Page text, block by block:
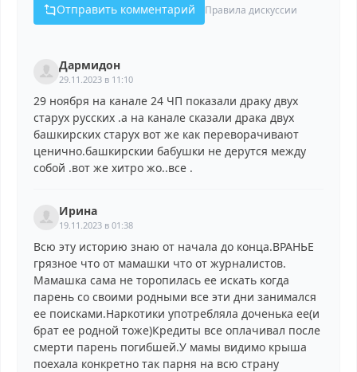
Отправить комментарий Правила дискуссии
Дармидон
29.11.2023 в 11:10
29 ноября на канале 24 ЧП показали драку двух
старух русских .а на канале сказали драка двух
башкирских старух вот же как переворачивают
ценично.башкирскии бабушки не дерутся между
собой .вот же хитро жо..все .
Ирина
19.11.2023 в 01:38
Всю эту историю знаю от начала до конца.ВРАНЬЕ
грязное что от мамашки что от журналистов.
Мамашка сама не торопилась ее искать когда
парень со своими родными все эти дни занимался
ее поисками.Наркотики употребляла доченька ее(и
брат ее родной тоже)Кредиты все оплачивал после
смерти парень погибшей.У мамы видимо крыша
поехала конкретно так парня на всю страну